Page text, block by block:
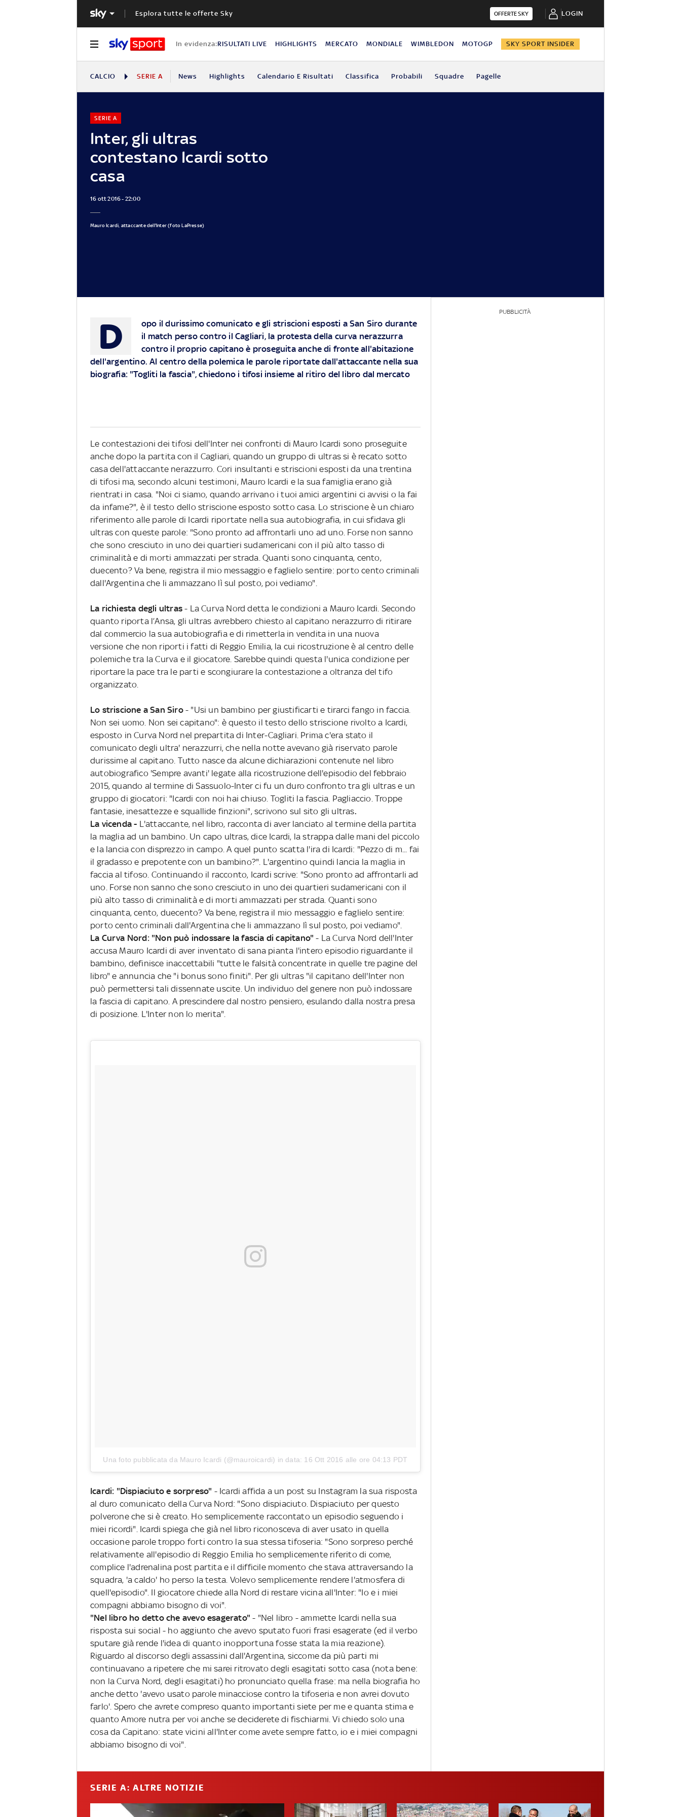
Esplora tutte le offerte Sky OFFERTE SKY LOGIN
In evidenza:RISULTATI LIVE HIGHLIGHTS MERCATO MONDIALE WIMBLEDON MOTOGP SKY SPORT INSIDER
CALCIO SERIE A News Highlights Calendario E Risultati Classifica Probabili Squadre Pagelle
Inter, gli ultras
contestano Icardi sotto
casa
SERIE A
16 ott 2016 - 22:00
Mauro Icardi, attaccante dell'Inter (foto LaPresse)
D
opo il durissimo comunicato e gli striscioni esposti a San Siro durante
il match perso contro il Cagliari, la protesta della curva nerazzurra
contro il proprio capitano è proseguita anche di fronte all'abitazione
dell'argentino. Al centro della polemica le parole riportate dall'attaccante nella sua
biografia: "Togliti la fascia", chiedono i tifosi insieme al ritiro del libro dal mercato
Le contestazioni dei tifosi dell'Inter nei confronti di Mauro Icardi sono proseguite
anche dopo la partita con il Cagliari, quando un gruppo di ultras si è recato sotto
casa dell'attaccante nerazzurro. Cori insultanti e striscioni esposti da una trentina
di tifosi ma, secondo alcuni testimoni, Mauro Icardi e la sua famiglia erano già
rientrati in casa. "Noi ci siamo, quando arrivano i tuoi amici argentini ci avvisi o la fai
da infame?", è il testo dello striscione esposto sotto casa. Lo striscione è un chiaro
riferimento alle parole di Icardi riportate nella sua autobiografia, in cui sfidava gli
ultras con queste parole: "Sono pronto ad affrontarli uno ad uno. Forse non sanno
che sono cresciuto in uno dei quartieri sudamericani con il più alto tasso di
criminalità e di morti ammazzati per strada. Quanti sono cinquanta, cento,
duecento? Va bene, registra il mio messaggio e faglielo sentire: porto cento criminali
dall'Argentina che li ammazzano lì sul posto, poi vediamo".
La richiesta degli ultras- La Curva Nord detta le condizioni a Mauro Icardi. Secondo
quanto riporta l’Ansa, gli ultras avrebbero chiesto al capitano nerazzurro di ritirare
dal commercio la sua autobiografia e di rimetterla in vendita in una nuova
versione che non riporti i fatti di Reggio Emilia, la cui ricostruzione è al centro delle
polemiche tra la Curva e il giocatore. Sarebbe quindi questa l'unica condizione per
riportare la pace tra le parti e scongiurare la contestazione a oltranza del tifo
organizzato.
Lo striscione a San Siro- "Usi un bambino per giustificarti e tirarci fango in faccia.
Non sei uomo. Non sei capitano": è questo il testo dello striscione rivolto a Icardi,
esposto in Curva Nord nel prepartita di Inter-Cagliari. Prima c'era stato il
comunicato degli ultra' nerazzurri, che nella notte avevano già riservato parole
durissime al capitano. Tutto nasce da alcune dichiarazioni contenute nel libro
autobiografico 'Sempre avanti' legate alla ricostruzione dell'episodio del febbraio
2015, quando al termine di Sassuolo-Inter ci fu un duro confronto tra gli ultras e un
gruppo di giocatori: "Icardi con noi hai chiuso. Togliti la fascia. Pagliaccio. Troppe
fantasie, inesattezze e squallide finzioni", scrivono sul sito gli ultras.
La vicenda - L'attaccante, nel libro, racconta di aver lanciato al termine della partita
la maglia ad un bambino. Un capo ultras, dice Icardi, la strappa dalle mani del piccolo
e la lancia con disprezzo in campo. A quel punto scatta l'ira di Icardi: "Pezzo di m... fai
il gradasso e prepotente con un bambino?". L'argentino quindi lancia la maglia in
faccia al tifoso. Continuando il racconto, Icardi scrive: "Sono pronto ad affrontarli ad
uno. Forse non sanno che sono cresciuto in uno dei quartieri sudamericani con il
più alto tasso di criminalità e di morti ammazzati per strada. Quanti sono
cinquanta, cento, duecento? Va bene, registra il mio messaggio e faglielo sentire:
porto cento criminali dall'Argentina che li ammazzano lì sul posto, poi vediamo".
La Curva Nord: "Non può indossare la fascia di capitano" - La Curva Nord dell'Inter
accusa Mauro Icardi di aver inventato di sana pianta l'intero episodio riguardante il
bambino, definisce inaccettabili "tutte le falsità concentrate in quelle tre pagine del
libro" e annuncia che "i bonus sono finiti". Per gli ultras "il capitano dell'Inter non
può permettersi tali dissennate uscite. Un individuo del genere non può indossare
la fascia di capitano. A prescindere dal nostro pensiero, esulando dalla nostra presa
di posizione. L'Inter non lo merita".
Una foto pubblicata da Mauro Icardi (@mauroicardi) in data: 16 Ott 2016 alle ore 04:13 PDT
Icardi: "Dispiaciuto e sorpreso" - Icardi affida a un post su Instagram la sua risposta
al duro comunicato della Curva Nord: "Sono dispiaciuto. Dispiaciuto per questo
polverone che si è creato. Ho semplicemente raccontato un episodio seguendo i
miei ricordi". Icardi spiega che già nel libro riconosceva di aver usato in quella
occasione parole troppo forti contro la sua stessa tifoseria: "Sono sorpreso perché
relativamente all'episodio di Reggio Emilia ho semplicemente riferito di come,
complice l'adrenalina post partita e il difficile momento che stava attraversando la
squadra, 'a caldo' ho perso la testa. Volevo semplicemente rendere l'atmosfera di
quell'episodio". Il giocatore chiede alla Nord di restare vicina all'Inter: "Io e i miei
compagni abbiamo bisogno di voi".
"Nel libro ho detto che avevo esagerato" - "Nel libro - ammette Icardi nella sua
risposta sui social - ho aggiunto che avevo sputato fuori frasi esagerate (ed il verbo
sputare già rende l'idea di quanto inopportuna fosse stata la mia reazione).
Riguardo al discorso degli assassini dall'Argentina, siccome da più parti mi
continuavano a ripetere che mi sarei ritrovato degli esagitati sotto casa (nota bene:
non la Curva Nord, degli esagitati) ho pronunciato quella frase: ma nella biografia ho
anche detto 'avevo usato parole minacciose contro la tifoseria e non avrei dovuto
farlo'. Spero che avrete compreso quanto importanti siete per me e quanta stima e
quanto Amore nutra per voi anche se deciderete di fischiarmi. Vi chiedo solo una
cosa da Capitano: state vicini all'Inter come avete sempre fatto, io e i miei compagni
abbiamo bisogno di voi".
PUBBLICITÀ
SERIE A: ALTRE NOTIZIE